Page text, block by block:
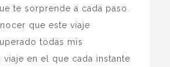
te sorprende a cada paso.
que este viaje
todas mis
viaje en el que cada instante